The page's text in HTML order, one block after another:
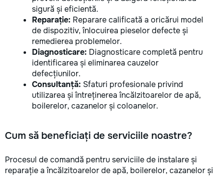
sigură și eficientă.
Reparație: Reparare calificată a oricărui model
de dispozitiv, înlocuirea pieselor defecte și
remedierea problemelor.
Diagnosticare: Diagnosticare completă pentru
identificarea și eliminarea cauzelor
defecțiunilor.
Consultanță: Sfaturi profesionale privind
utilizarea și întreținerea încălzitoarelor de apă,
boilerelor, cazanelor și coloanelor.
Cum să beneficiați de serviciile noastre?
Procesul de comandă pentru serviciile de instalare și
reparație a încălzitoarelor de apă, boilerelor, cazanelor și